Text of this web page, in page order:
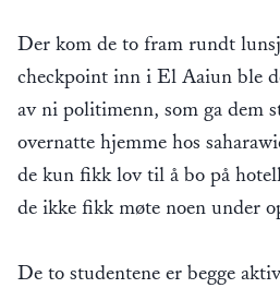
Der kom de to fram rundt
checkpoint inn i El Aaiun ble
av ni politimenn, som ga dem
overnatte hjemme hos
de kun fikk lov til å bo på
de ikke fikk møte noen under
De to studentene er begge